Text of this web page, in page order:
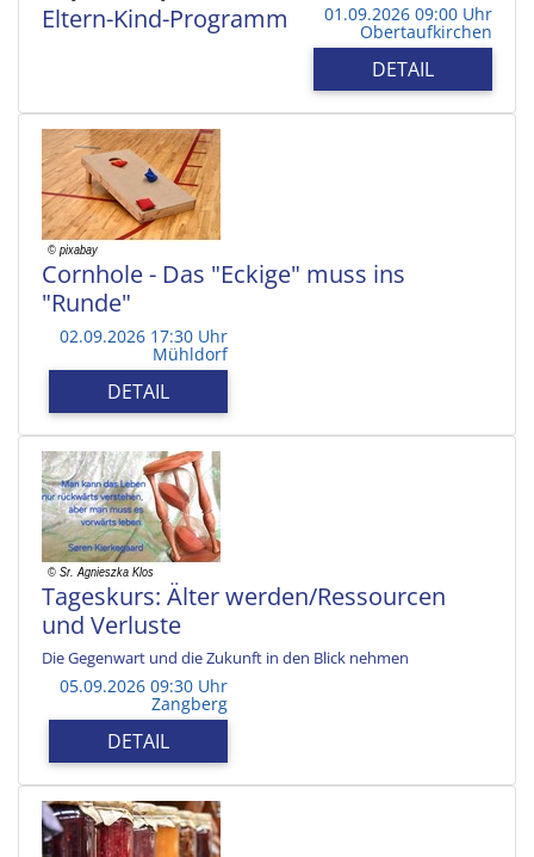
Eltern-Kind-Programm 01.09.2026 09:00 Uhr
Obertaufkirchen
DETAIL
Cornhole - Das "Eckige" muss ins
"Runde"
02.09.2026 17:30 Uhr
Mühldorf
DETAIL
Tageskurs: Älter werden/Ressourcen
und Verluste
Die Gegenwart und die Zukunft in den Blick nehmen
05.09.2026 09:30 Uhr
Zangberg
DETAIL